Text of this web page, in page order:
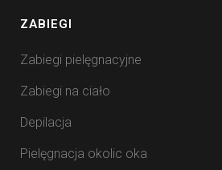
ZABIEGI
Zabiegi pielęgnacyjne
Zabiegi na ciało
Depilacja
Pielęgnacja okolic oka